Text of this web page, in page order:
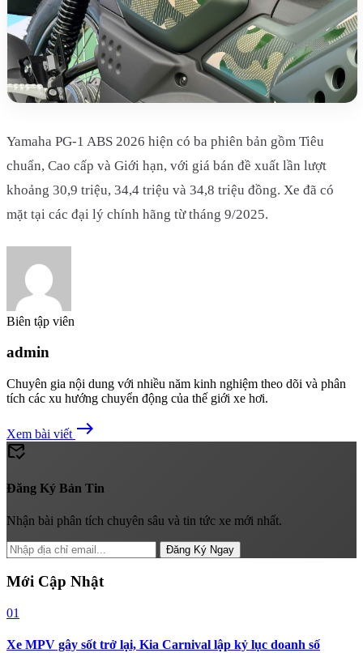
Yamaha PG-1 ABS 2026 hiện có ba phiên bản gồm Tiêu
chuẩn, Cao cấp và Giới hạn, với giá bán đề xuất lần lượt
khoảng 30,9 triệu, 34,4 triệu và 34,8 triệu đồng. Xe đã có
mặt tại các đại lý chính hãng từ tháng 9/2025.
Biên tập viên
admin
Chuyên gia nội dung với nhiều năm kinh nghiệm theo dõi và phân
tích các xu hướng chuyển động của thế giới xe hơi.
Xem bài viết east
mark_email_read
Đăng Ký Bản Tin
Nhận bài phân tích chuyên sâu và tin tức xe mới nhất.
Đăng Ký Ngay
Mới Cập Nhật
01
Xe MPV gây sốt trở lại, Kia Carnival lập kỷ lục doanh số